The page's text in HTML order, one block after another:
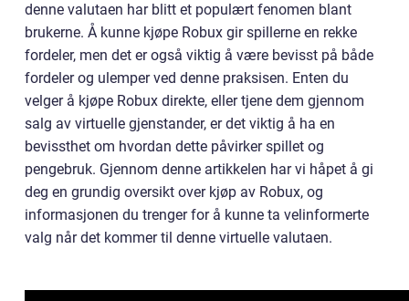
denne valutaen har blitt et populært fenomen blant
brukerne. Å kunne kjøpe Robux gir spillerne en rekke
fordeler, men det er også viktig å være bevisst på både
fordeler og ulemper ved denne praksisen. Enten du
velger å kjøpe Robux direkte, eller tjene dem gjennom
salg av virtuelle gjenstander, er det viktig å ha en
bevissthet om hvordan dette påvirker spillet og
pengebruk. Gjennom denne artikkelen har vi håpet å gi
deg en grundig oversikt over kjøp av Robux, og
informasjonen du trenger for å kunne ta velinformerte
valg når det kommer til denne virtuelle valutaen.